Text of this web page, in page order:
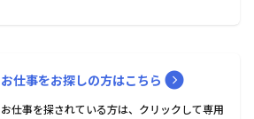
お仕事をお探しの方はこちら expand_circle_right
お仕事を探されている方は、クリックして専用